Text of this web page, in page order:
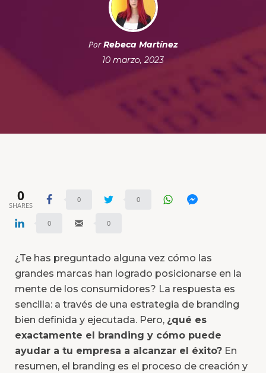
PorRebeca Martínez
10 marzo, 2023
0
SHARES
0 0
0 0
¿Te has preguntado alguna vez cómo las
grandes marcas han logrado posicionarse en la
mente de los consumidores? La respuesta es
sencilla: a través de una estrategia de branding
bien definida y ejecutada. Pero, ¿qué es
exactamente el branding y cómo puede
ayudar a tu empresa a alcanzar el éxito? En
resumen, el branding es el proceso de creación y